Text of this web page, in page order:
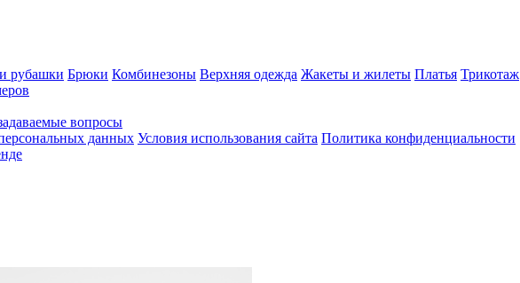
рубашки Брюки Комбинезоны Верхняя одежда Жакеты и жилеты Платья Трикотаж
вопросы
данных Условия использования сайта Политика конфиденциальности